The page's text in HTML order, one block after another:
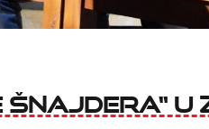
šnajdera“ u